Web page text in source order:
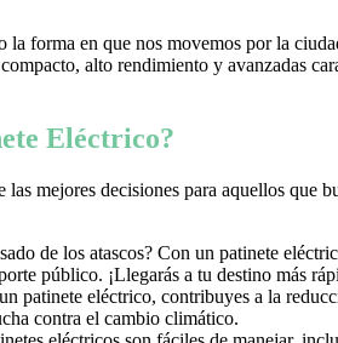
la forma en que nos movemos por la
alto rendimiento y avanzadas
Eléctrico?
mejores decisiones para aquellos
de los atascos? Con un patinete
público. ¡Llegarás a tu destino más
patinete eléctrico, contribuyes a la
contra el cambio climático.